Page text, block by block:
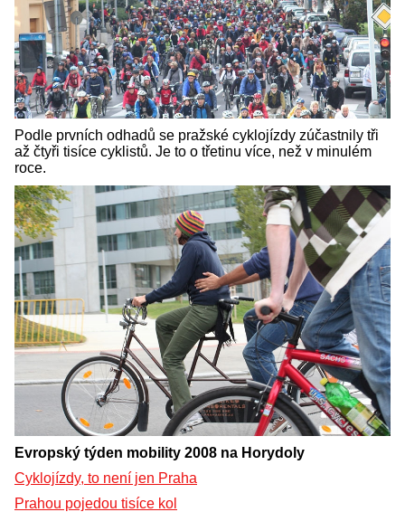
Podle prvních odhadů se pražské cyklojízdy zúčastnily tři
až čtyři tisíce cyklistů. Je to o třetinu více, než v minulém
roce.
Evropský týden mobility 2008 na Horydoly
Cyklojízdy, to není jen Praha
Prahou pojedou tisíce kol